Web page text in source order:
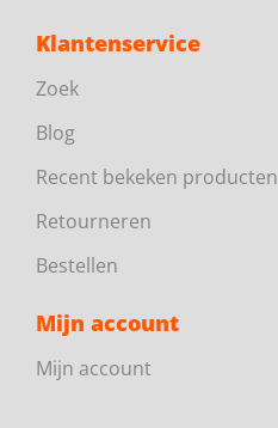
Klantenservice
Zoek
Blog
Recent bekeken producten
Retourneren
Bestellen
Mijn account
Mijn account